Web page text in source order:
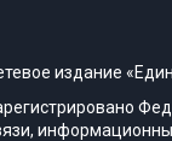
издание